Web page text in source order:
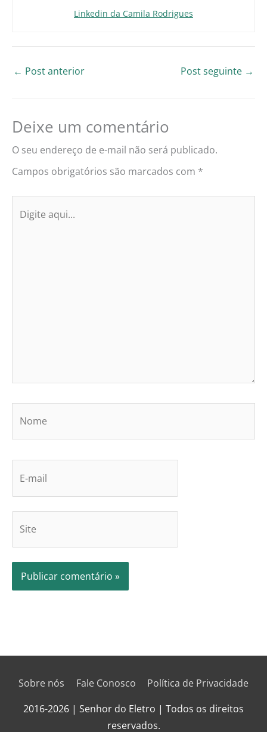
Linkedin da Camila Rodrigues
← Post anterior Post seguinte →
Deixe um comentário
O seu endereço de e-mail não será publicado.
Campos obrigatórios são marcados com *
Sobre nós Fale Conosco
Política de Privacidade
2016-2026 | Senhor do Eletro | Todos os direitos
reservados.